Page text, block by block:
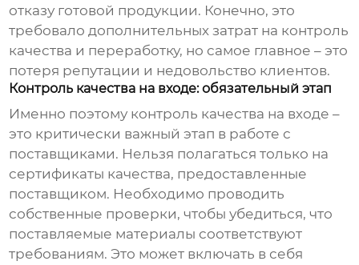
отказу готовой продукции. Конечно, это
требовало дополнительных затрат на контроль
качества и переработку, но самое главное – это
потеря репутации и недовольство клиентов.
Контроль качества на входе: обязательный этап
Именно поэтому контроль качества на входе –
это критически важный этап в работе с
поставщиками. Нельзя полагаться только на
сертификаты качества, предоставленные
поставщиком. Необходимо проводить
собственные проверки, чтобы убедиться, что
поставляемые материалы соответствуют
требованиям. Это может включать в себя